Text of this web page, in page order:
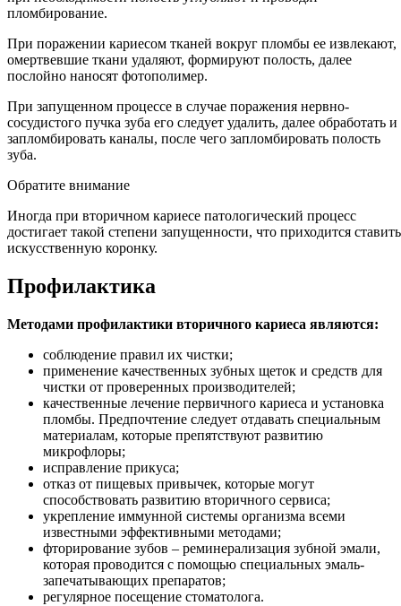
пломбирование.
При поражении кариесом тканей вокруг пломбы ее извлекают,
омертвевшие ткани удаляют, формируют полость, далее
послойно наносят фотополимер.
При запущенном процессе в случае поражения нервно-
сосудистого пучка зуба его следует удалить, далее обработать и
запломбировать каналы, после чего запломбировать полость
зуба.
Обратите внимание
Иногда при вторичном кариесе патологический процесс
достигает такой степени запущенности, что приходится ставить
искусственную коронку.
Профилактика
Методами профилактики вторичного кариеса являются:
соблюдение правил их чистки;
применение качественных зубных щеток и средств для
чистки от проверенных производителей;
качественные лечение первичного кариеса и установка
пломбы. Предпочтение следует отдавать специальным
материалам, которые препятствуют развитию
микрофлоры;
исправление прикуса;
отказ от пищевых привычек, которые могут
способствовать развитию вторичного сервиса;
укрепление иммунной системы организма всеми
известными эффективными методами;
фторирование зубов – реминерализация зубной эмали,
которая проводится с помощью специальных эмаль-
запечатывающих препаратов;
регулярное посещение стоматолога.